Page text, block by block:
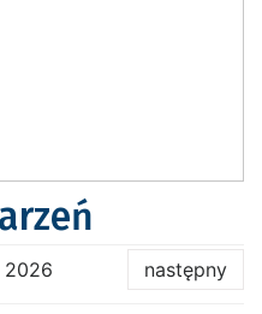
2026 następny